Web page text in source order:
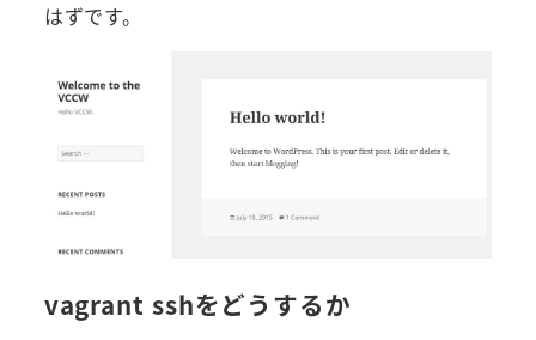
はずです。
vagrant sshをどうするか